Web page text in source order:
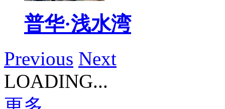
普华·浅水湾
Previous Next
LOADING...